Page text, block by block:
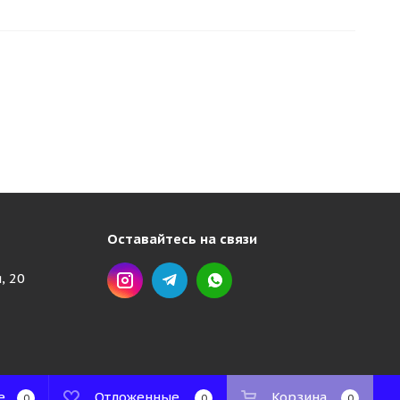
20
Оставайтесь на связи